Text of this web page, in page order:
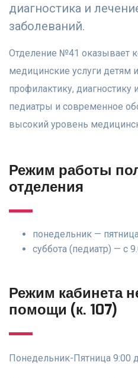
диагностика и
заболеваний.
Отделение №41 оказывает
медицинские услуги детям
профилактику,
педиатры и современное
высокий уровень
Режим работы
отделения
понедельник —
суббота (педиатр) — с
Режим кабинета
помощи (к. 107)
Понедельник-Пятница 9:00